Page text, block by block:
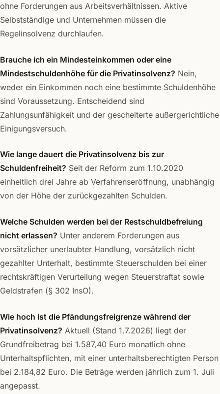
ohne Forderungen aus Arbeitsverhältnissen. Aktive
Selbstständige und Unternehmen müssen die
Regelinsolvenz durchlaufen.
Brauche ich ein Mindesteinkommen oder eine
Mindestschuldenhöhe für die Privatinsolvenz? Nein,
weder ein Einkommen noch eine bestimmte Schuldenhöhe
sind Voraussetzung. Entscheidend sind
Zahlungsunfähigkeit und der gescheiterte außergerichtliche
Einigungsversuch.
Wie lange dauert die Privatinsolvenz bis zur
Schuldenfreiheit? Seit der Reform zum 1.10.2020
einheitlich drei Jahre ab Verfahrenseröffnung, unabhängig
von der Höhe der zurückgezahlten Schulden.
Welche Schulden werden bei der Restschuldbefreiung
nicht erlassen? Unter anderem Forderungen aus
vorsätzlicher unerlaubter Handlung, vorsätzlich nicht
gezahlter Unterhalt, bestimmte Steuerschulden bei einer
rechtskräftigen Verurteilung wegen Steuerstraftat sowie
Geldstrafen (§ 302 InsO).
Wie hoch ist die Pfändungsfreigrenze während der
Privatinsolvenz? Aktuell (Stand 1.7.2026) liegt der
Grundfreibetrag bei 1.587,40 Euro monatlich ohne
Unterhaltspflichten, mit einer unterhaltsberechtigten Person
bei 2.184,82 Euro. Die Beträge werden jährlich zum 1. Juli
angepasst.